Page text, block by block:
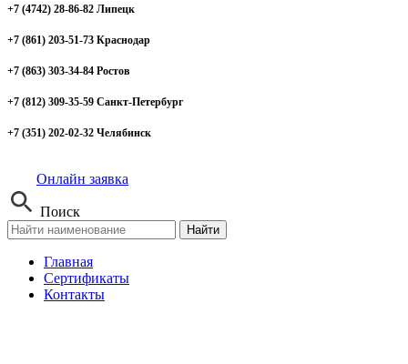
+7 (4742) 28-86-82 Липецк
+7 (861) 203-51-73 Краснодар
+7 (863) 303-34-84 Ростов
+7 (812) 309-35-59 Санкт-Петербург
+7 (351) 202-02-32 Челябинск
Онлайн заявка
Поиск
Найти
Главная
Сертификаты
Контакты